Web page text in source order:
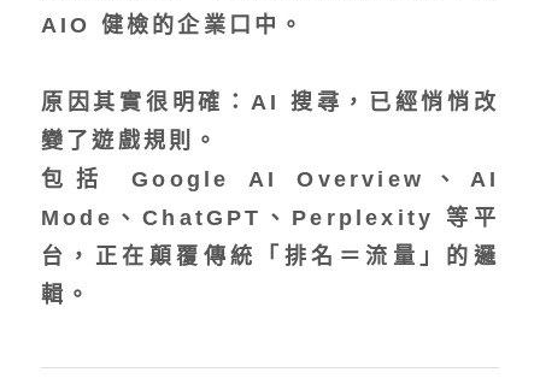
AIO 健檢的企業口中。
原因其實很明確：AI 搜尋，已經悄悄改
變了遊戲規則。
包括 Google AI Overview、AI
Mode、ChatGPT、Perplexity 等平
台，正在顛覆傳統「排名＝流量」的邏
輯。